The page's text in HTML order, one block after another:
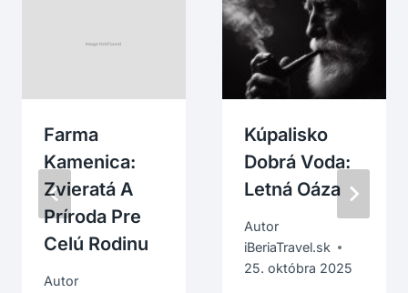
Farma
Kamenica:
Zvieratá A
Príroda Pre
Celú Rodinu
Autor
Kúpalisko
Dobrá Voda:
Letná Oáza
Autor
iBeriaTravel.sk
25. októbra 2025